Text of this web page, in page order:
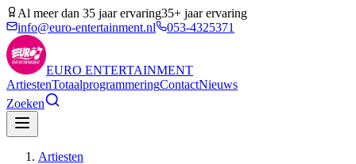
Al meer dan 35 jaar ervaring35+ jaar ervaring
info@euro-entertainment.nl
053-4325371
EURO ENTERTAINMENT
ArtiestenTotaalprogrammeringContactNieuws
Zoeken
Artiesten